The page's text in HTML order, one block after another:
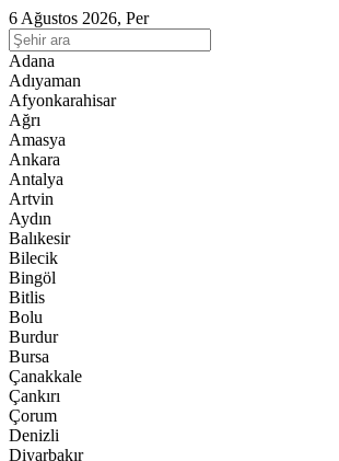
6 Ağustos 2026, Per
Adana
Adıyaman
Afyonkarahisar
Ağrı
Amasya
Ankara
Antalya
Artvin
Aydın
Balıkesir
Bilecik
Bingöl
Bitlis
Bolu
Burdur
Bursa
Çanakkale
Çankırı
Çorum
Denizli
Diyarbakır